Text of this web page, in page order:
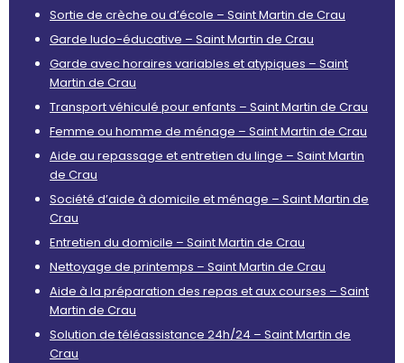
Sortie de crèche ou d’école – Saint Martin de Crau
Garde ludo-éducative – Saint Martin de Crau
Garde avec horaires variables et atypiques – Saint
Martin de Crau
Transport véhiculé pour enfants – Saint Martin de Crau
Femme ou homme de ménage – Saint Martin de Crau
Aide au repassage et entretien du linge – Saint Martin
de Crau
Société d’aide à domicile et ménage – Saint Martin de
Crau
Entretien du domicile – Saint Martin de Crau
Nettoyage de printemps – Saint Martin de Crau
Aide à la préparation des repas et aux courses – Saint
Martin de Crau
Solution de téléassistance 24h/24 – Saint Martin de
Crau